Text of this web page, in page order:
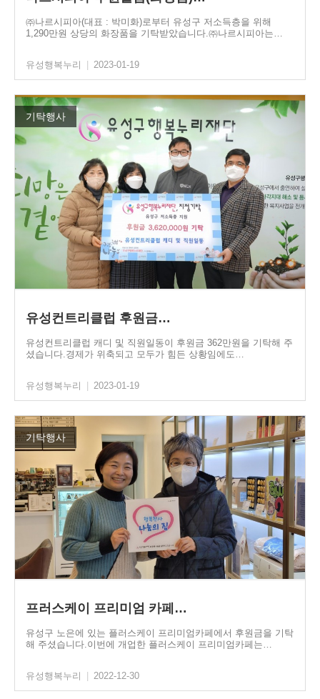
㈜나르시피아(대표 : 박미화)로부터 유성구 저소득층을 위해
1,290만원 상당의 화장품을 기탁받았습니다.㈜나르시피아는…
유성행복누리 | 2023-01-19
기탁행사
유성컨트리클럽 후원금…
유성컨트리클럽 캐디 및 직원일동이 후원금 362만원을 기탁해 주
셨습니다.경제가 위축되고 모두가 힘든 상황임에도…
유성행복누리 | 2023-01-19
기탁행사
프러스케이 프리미엄 카페…
유성구 노은에 있는 플러스케이 프리미엄카페에서 후원금을 기탁
해 주셨습니다.이번에 개업한 플러스케이 프리미엄카페는…
유성행복누리 2022-12-30